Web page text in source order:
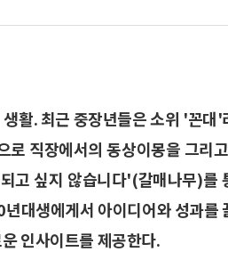
활. 최근 중장년들은 소위 '꼰대'
직장에서의 동상이몽을 그리
고 싶지 않습니다'(갈매나무)를
대생에게서 아이디어와 성과를
인사이트를 제공한다.